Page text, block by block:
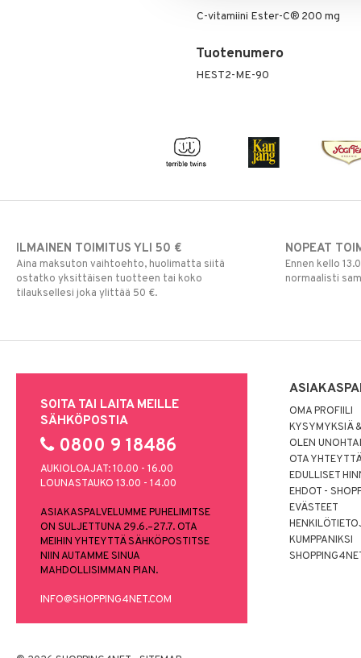
C-vitamiini Ester-C® 200 mg
Tuotenumero
HEST2-ME-90
ILMAINEN TOIMITUS YLI 50 €
Aina maksuton vaihtoehto, huolimatta siitä
ostatko yksittäisen tuotteen tai koko
tilauksellesi joka ylittää 50 €.
NOPEAT
Ennen kello
normaalisti
SOITA TAI LAITA MEILLE
SÄHKÖPOSTIA
0800 9 18486
AUKIOLOAJAT: 10.00 - 16.00
LOUNASTAUKO 13.00 - 14.00
ASIAKASPALVELUMME PUHELIMITSE
ON SULJETTUNA 29.6.–27.7. OTA
MEIHIN YHTEYTTÄ SÄHKÖPOSTITSE
NIIN AUTAMME SINUA
MAHDOLLISIMMAN PIAN.
INFO@SHOPPING4NET.COM
OMA PROFIILI
KYSYMYKSIÄ
OLEN
OTA
EDULLISET
EHDOT -
EVÄSTEET
KUMPPANIKSI